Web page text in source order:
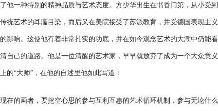
了他一种特别的精神品质与艺术态度。方少华出生在书香门第，从小受到
传统艺术的耳濡目染，而后又在美院接受了苏派教育，并受德国表现主义
的影响。这使他有着非常扎实的功底，并在如今观念艺术的大潮中仍能看
清自己的道路。他是一位清醒的艺术家，早早就放弃了成为一个大众意义
上的“大师”，在他的自述里他如此写道：
现在的画者，要挖空心思的参与互利互惠的艺术循环机制，参与无论什么